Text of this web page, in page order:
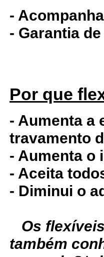
-
- Garantia
Por que
- Aumenta a
travamento
- Aumenta o
- Aceita
- Diminui o
Os
também